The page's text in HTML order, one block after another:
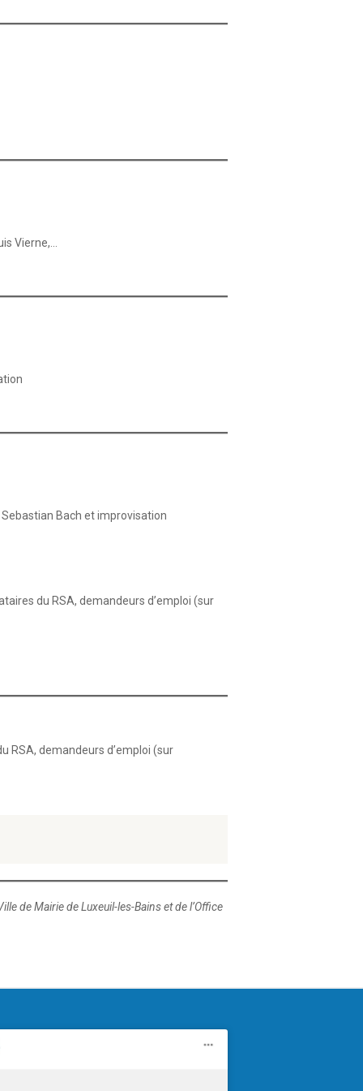
Vierne,…
Bach et improvisation
du RSA, demandeurs d’emploi (sur
RSA, demandeurs d’emploi (sur
de Mairie de Luxeuil-les-Bains et de l’Office